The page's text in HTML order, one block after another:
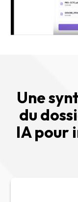
Une
du
IA pour